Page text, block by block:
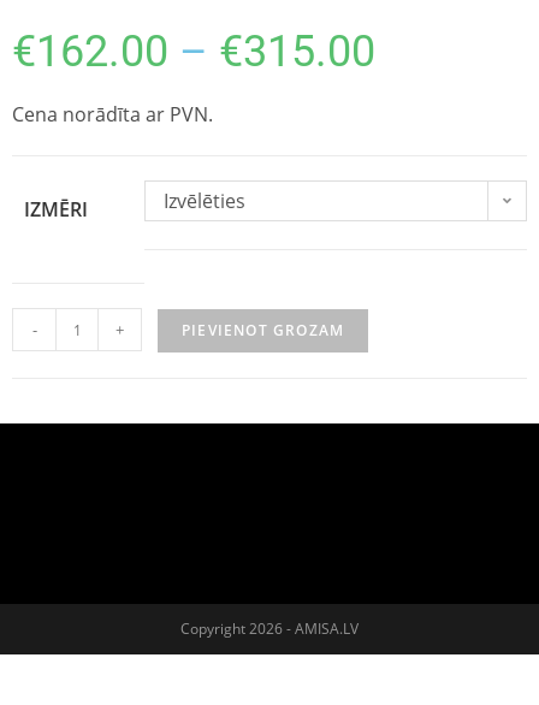
€162.00 – €315.00
Cena norādīta ar PVN.
IZMĒRI Izvēlēties
- + PIEVIENOT GROZAM
Copyright 2026 - AMISA.LV